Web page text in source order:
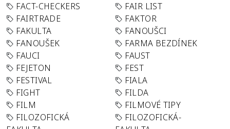
FACT-CHECKERS
FAIR LIST
FAIRTRADE
FAKTOR
FAKULTA
FANOUŠCI
FANOUŠEK
FARMA BEZDÍNEK
FAUCI
FAUST
FEJETON
FEST
FESTIVAL
FIALA
FIGHT
FILDA
FILM
FILMOVÉ TIPY
FILOZOFICKÁ
FILOZOFICKÁ-